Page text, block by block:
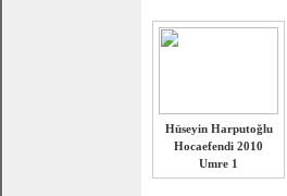
Hüseyin Harputoğlu
Hocaefendi 2010
Umre 1